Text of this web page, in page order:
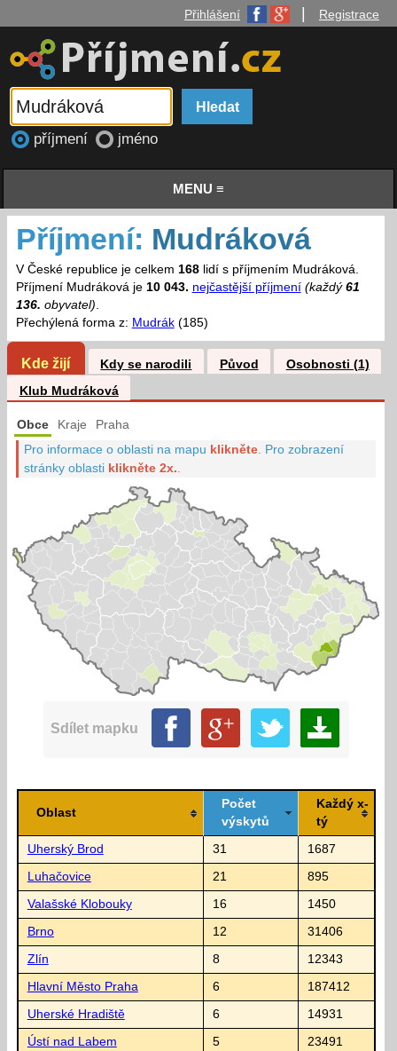
Přihlášení Registrace
příjmení jméno
MENU ≡
Příjmení: Mudráková
V České republice je celkem 168lidí s příjmením Mudráková.
Příjmení Mudráková je 10 043. nejčastější příjmení (každý 61
136. obyvatel).
Přechýlená forma z: Mudrák(185)
Kde žijí Kdy se narodili Původ
Osobnosti (1)
Klub Mudráková
Obce Kraje Praha
Pro informace o oblasti na mapu klikněte Pro zobrazení
stránky oblasti klikněte 2x.
Sdílet mapku
Oblast
Počet
výskytů
Každý x-
tý
Uherský Brod 31 1687
Luhačovice 21 895
Valašské Klobouky 16 1450
Brno 12 31406
Zlín 8 12343
Hlavní Město Praha 6 187412
Uherské Hradiště 6 14931
Ústí nad Labem 5 23491